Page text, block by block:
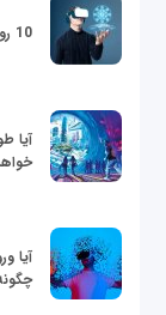
10 روند برتر تجارت و فناوری در سال 2022
آیا
آیا